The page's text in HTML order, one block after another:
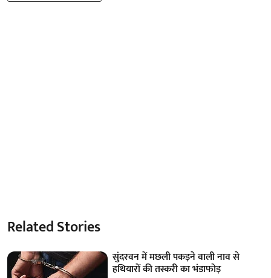
Related Stories
सुंदरवन में मछली पकड़ने वाली नाव से
हथियारों की तस्करी का भंडाफोड़